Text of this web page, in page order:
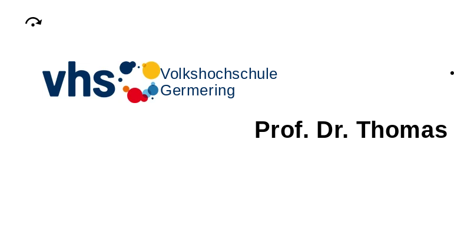
Volkshochschule
Germering
Prof. Dr. Thomas